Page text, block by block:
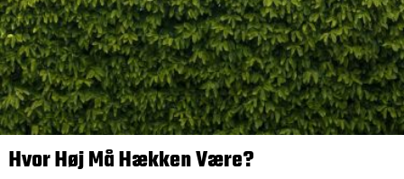
Hvor Høj Må Hækken Være?